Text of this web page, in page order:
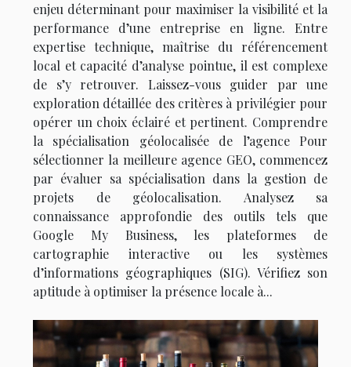
enjeu déterminant pour maximiser la visibilité et la
performance d’une entreprise en ligne. Entre
expertise technique, maîtrise du référencement
local et capacité d’analyse pointue, il est complexe
de s’y retrouver. Laissez-vous guider par une
exploration détaillée des critères à privilégier pour
opérer un choix éclairé et pertinent. Comprendre
la spécialisation géolocalisée de l’agence Pour
sélectionner la meilleure agence GEO, commencez
par évaluer sa spécialisation dans la gestion de
projets de géolocalisation. Analysez sa
connaissance approfondie des outils tels que
Google My Business, les plateformes de
cartographie interactive ou les systèmes
d’informations géographiques (SIG). Vérifiez son
aptitude à optimiser la présence locale à...